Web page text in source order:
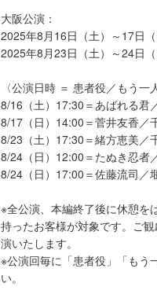
大阪公演：
2025年8月16日（土）～17日
2025年8月23日（土）～24日
〈公演日時 ＝ 患者役／もう一
8/16（土）17:30＝あばれる君
8/17（日）14:00＝菅井友香／
8/23（土）17:30＝緒方恵美／
8/24（日）12:00＝たぬき忍者
8/24（日）17:00＝佐藤流司／
※全公演、本編終了後に休憩を
持ったお客様が対象です。ご
演いたします。
※公演回毎に「患者役」「もう
い。